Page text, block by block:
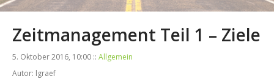
Zeitmanagement Teil 1 – Ziele
5. Oktober 2016, 10:00 :: Allgemein
Autor: lgraef